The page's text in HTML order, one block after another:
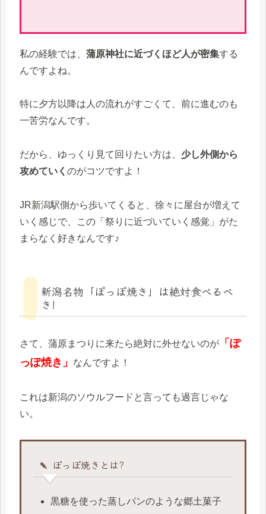
私の経験では、 蒲原神社に近づくほど人が密集する
んですよね。
特に夕方以降は人の流れがすごくて、前に進むのも
一苦労なんです。
だから、ゆっくり見て回りたい方は、 少し外側から
攻めていく のがコツですよ！
JR新潟駅側から歩いてくると、徐々に屋台が増えて
いく感じで、この「祭りに近づいていく感覚」がた
まらなく好きなんです♪
新潟名物「ぽっぽ焼き」は絶対食べるべ
き!
さて、蒲原まつりに来たら絶対に外せないのが 「ぽ
っぽ焼き」
なんですよ！
これは新潟のソウルフードと言っても過言じゃな
い。
🍡 ぽっぽ焼きとは?
黒糖を使った蒸しパンのような郷土菓子